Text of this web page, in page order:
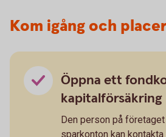
Kom igång och
Öppna ett
kapitalförsäkring
Den person på
sparkonton kan